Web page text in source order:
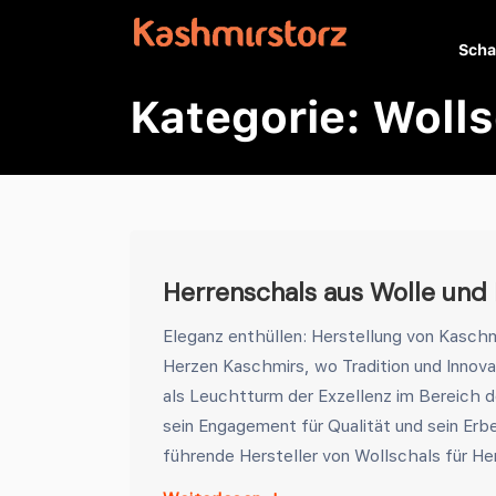
Kategorie:
Herrenschals aus Wolle und
Eleganz enthüllen: Herstellung von
Herzen Kaschmirs, wo Tradition und
als Leuchtturm der Exzellenz im Bereich
sein Engagement für Qualität und sein
führende Hersteller von Wollschals für